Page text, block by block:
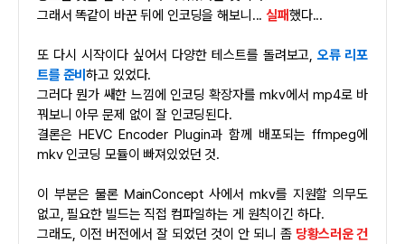
그래서 똑같이 바꾼 뒤에 인코딩을 해보니... 실패했다...
또 다시 시작이다 싶어서 다양한 테스트를 돌려보고,오류 리포
트를 준비하고 있었다.
그러다 뭔가 쌔한 느낌에 인코딩 확장자를 mkv에서 mp4로 바
꿔보니 아무 문제 없이 잘 인코딩된다.
결론은 HEVC Encoder Plugin과 함께 배포되는 ffmpeg에
mkv 인코딩 모듈이 빠져있었던 것.
이 부분은 물론 MainConcept 사에서 mkv를 지원할 의무도
없고, 필요한 빌드는 직접 컴파일하는 게 원칙이긴 하다.
그래도, 이전 버전에서 잘 되었던 것이 안 되니 좀 당황스러운 건